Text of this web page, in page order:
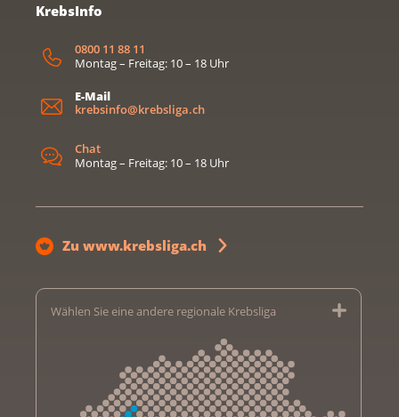
KrebsInfo
0800 11 88 11
Montag – Freitag: 10 – 18 Uhr
E-Mail
krebsinfo@krebsliga.ch
Chat
Montag – Freitag: 10 – 18 Uhr
Zu www.krebsliga.ch
Wählen Sie eine andere regionale Krebsliga